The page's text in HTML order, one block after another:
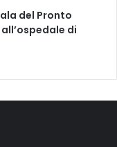
del Pronto
di